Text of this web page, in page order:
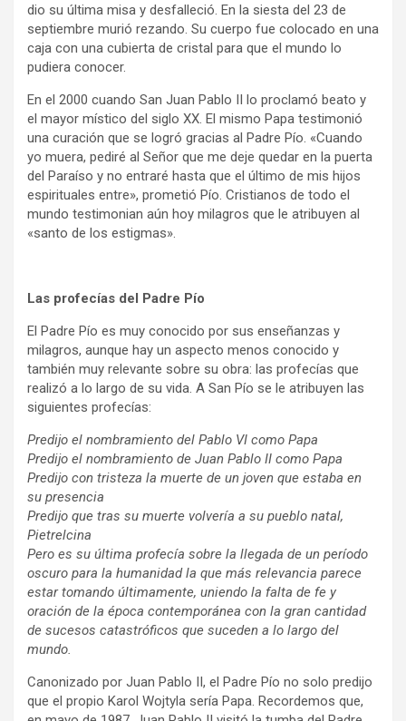
dio su última misa y desfalleció. En la siesta del 23 de
septiembre murió rezando. Su cuerpo fue colocado en una
caja con una cubierta de cristal para que el mundo lo
pudiera conocer.
En el 2000 cuando San Juan Pablo II lo proclamó beato y
el mayor místico del siglo XX. El mismo Papa testimonió
una curación que se logró gracias al Padre Pío. «Cuando
yo muera, pediré al Señor que me deje quedar en la puerta
del Paraíso y no entraré hasta que el último de mis hijos
espirituales entre», prometió Pío. Cristianos de todo el
mundo testimonian aún hoy milagros que le atribuyen al
«santo de los estigmas».
Las profecías del Padre Pío
El Padre Pío es muy conocido por sus enseñanzas y
milagros, aunque hay un aspecto menos conocido y
también muy relevante sobre su obra: las profecías que
realizó a lo largo de su vida. A San Pío se le atribuyen las
siguientes profecías:
Predijo el nombramiento del Pablo VI como Papa
Predijo el nombramiento de Juan Pablo II como Papa
Predijo con tristeza la muerte de un joven que estaba en
su presencia
Predijo que tras su muerte volvería a su pueblo natal,
Pietrelcina
Pero es su última profecía sobre la llegada de un período
oscuro para la humanidad la que más relevancia parece
estar tomando últimamente, uniendo la falta de fe y
oración de la época contemporánea con la gran cantidad
de sucesos catastróficos que suceden a lo largo del
mundo.
Canonizado por Juan Pablo II, el Padre Pío no solo predijo
que el propio Karol Wojtyla sería Papa. Recordemos que,